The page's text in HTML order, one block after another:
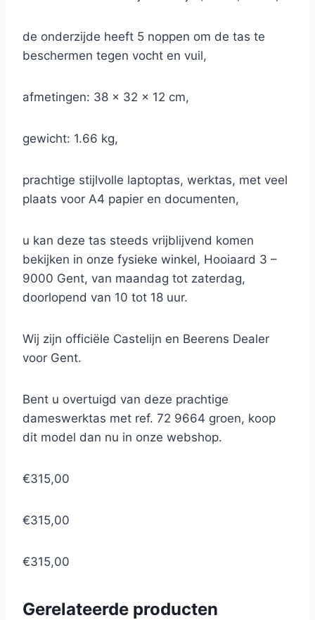
de onderzijde heeft 5 noppen om de tas te
beschermen tegen vocht en vuil,
afmetingen: 38 x 32 x 12 cm,
gewicht: 1.66 kg,
prachtige stijlvolle laptoptas, werktas, met veel
plaats voor A4 papier en documenten,
u kan deze tas steeds vrijblijvend komen
bekijken in onze fysieke winkel, Hooiaard 3 –
9000 Gent, van maandag tot zaterdag,
doorlopend van 10 tot 18 uur.
Wij zijn officiële Castelijn en Beerens Dealer
voor Gent.
Bent u overtuigd van deze prachtige
dameswerktas met ref. 72 9664 groen, koop
dit model dan nu in onze webshop.
€315,00
€315,00
€315,00
Gerelateerde producten